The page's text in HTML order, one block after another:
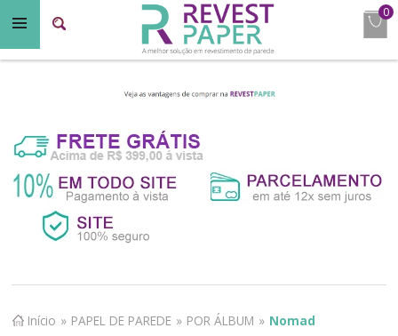
0
Início » PAPEL DE PAREDE » POR ÁLBUM » Nomad